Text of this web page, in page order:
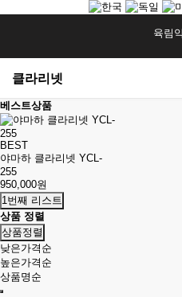
육림
클라리넷
베스트상품
BEST
야마하 클라리넷 YCL-
255
950,000원
1번째 리스트
상품 정렬
상품정렬
낮은가격순
높은가격순
상품명순